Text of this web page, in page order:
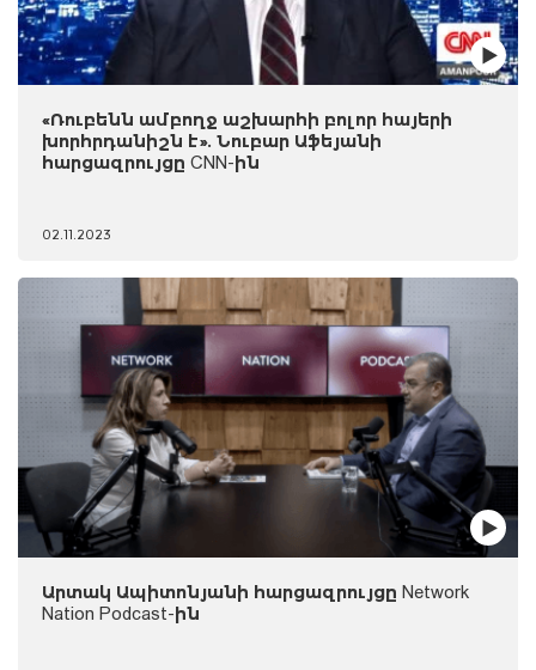
«Ռուբենն ամբողջ աշխարհի բոլոր հայերի
խորհրդանիշն է». Նուբար Աֆեյանի
հարցազրույցը CNN-ին
02.11.2023
Արտակ Ապիտոնյանի հարցազրույցը Network
Nation Podcast-ին